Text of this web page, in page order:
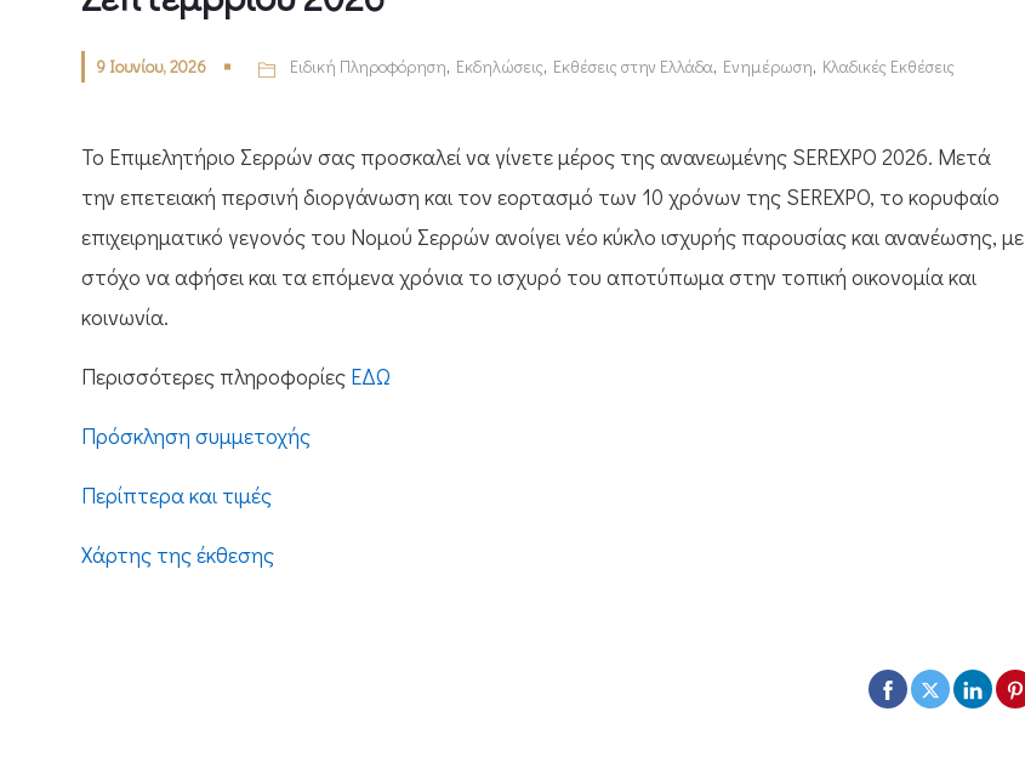
9 Ιουνίου, 2026 Ειδική Πληροφόρηση, Εκδηλώσεις, Εκθέσεις στην Ελλάδα, Ενημέρωση, Κλαδικές Εκθέσεις
Το Επιμελητήριο Σερρών σας προσκαλεί να γίνετε μέρος της ανανεωμένης SEREXPO 2026. Μετά
την επετειακή περσινή διοργάνωση και τον εορτασμό των 10 χρόνων της SEREXPO, το κορυφαίο
επιχειρηματικό γεγονός του Νομού Σερρών ανοίγει νέο κύκλο ισχυρής παρουσίας και ανανέωσης, με
στόχο να αφήσει και τα επόμενα χρόνια το ισχυρό του αποτύπωμα στην τοπική οικονομία και
κοινωνία.
Περισσότερες πληροφορίες ΕΔΩ
Πρόσκληση συμμετοχής
Περίπτερα και τιμές
Χάρτης της έκθεσης